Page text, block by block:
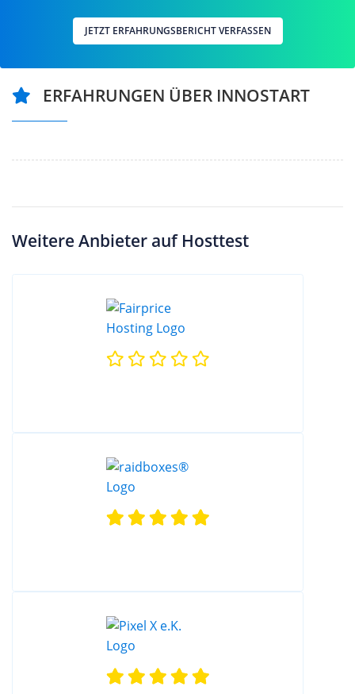
JETZT ERFAHRUNGSBERICHT VERFASSEN
ERFAHRUNGEN ÜBER INNOSTART
Weitere Anbieter auf Hosttest